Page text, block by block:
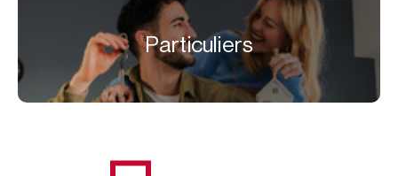
Particuliers